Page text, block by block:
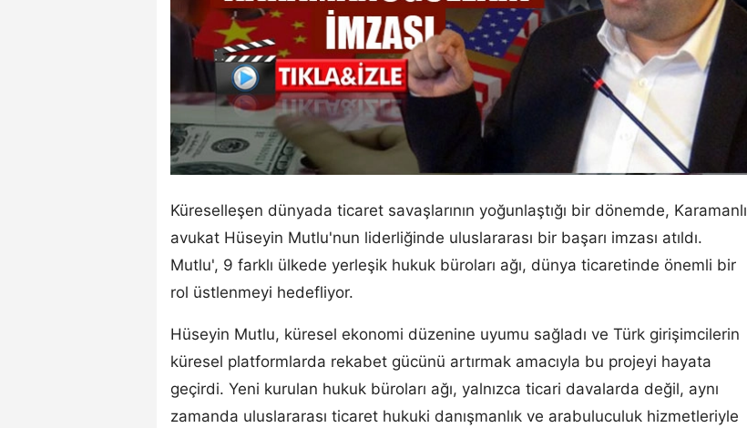
Küreselleşen dünyada ticaret savaşlarının yoğunlaştığı bir dönemde, Karamanlı
avukat Hüseyin Mutlu'nun liderliğinde uluslararası bir başarı imzası atıldı.
Mutlu', 9 farklı ülkede yerleşik hukuk büroları ağı, dünya ticaretinde önemli bir
rol üstlenmeyi hedefliyor.
Hüseyin Mutlu, küresel ekonomi düzenine uyumu sağladı ve Türk girişimcilerin
küresel platformlarda rekabet gücünü artırmak amacıyla bu projeyi hayata
geçirdi. Yeni kurulan hukuk büroları ağı, yalnızca ticari davalarda değil, aynı
zamanda uluslararası ticaret hukuki danışmanlık ve arabuluculuk hizmetleriyle